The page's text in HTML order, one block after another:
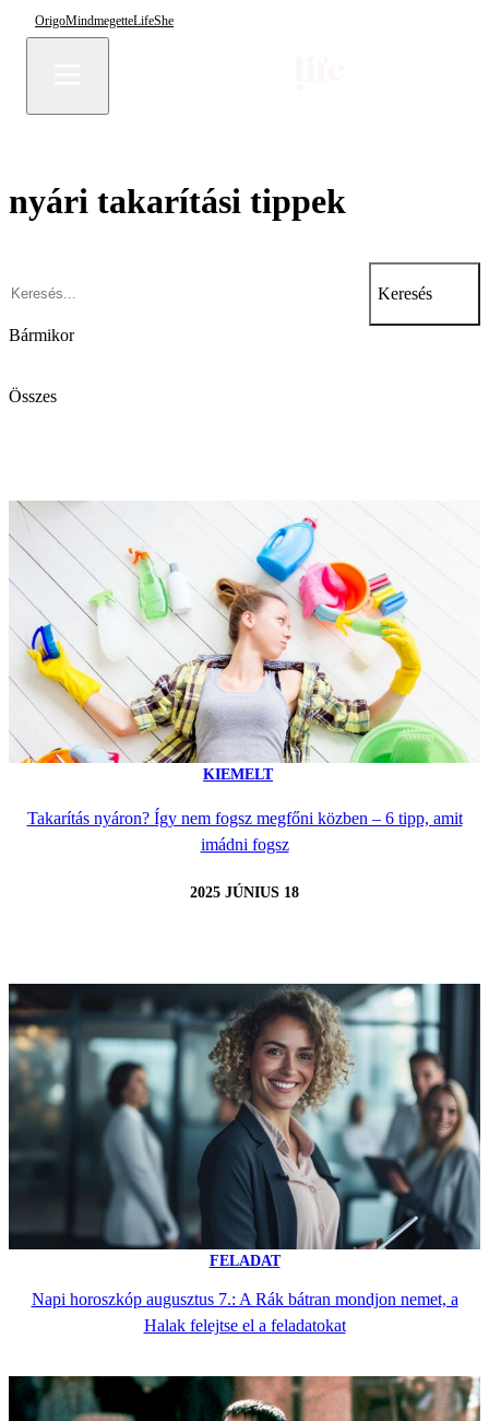
OrigoMindmegetteLifeShe
nyári takarítási tippek
Keresés
Bármikor
Összes
KIEMELT
Takarítás nyáron? Így nem fogsz megfőni közben – 6 tipp, amit
imádni fogsz
2025 JÚNIUS 18
FELADAT
Napi horoszkóp augusztus 7.: A Rák bátran mondjon nemet, a
Halak felejtse el a feladatokat